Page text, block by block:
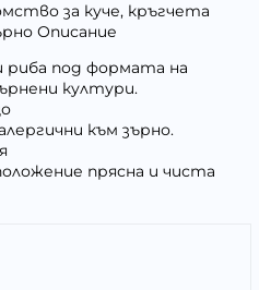
за куче, кръгчета
Описание
риба под формата на
култури.
към зърно.
прясна и чиста